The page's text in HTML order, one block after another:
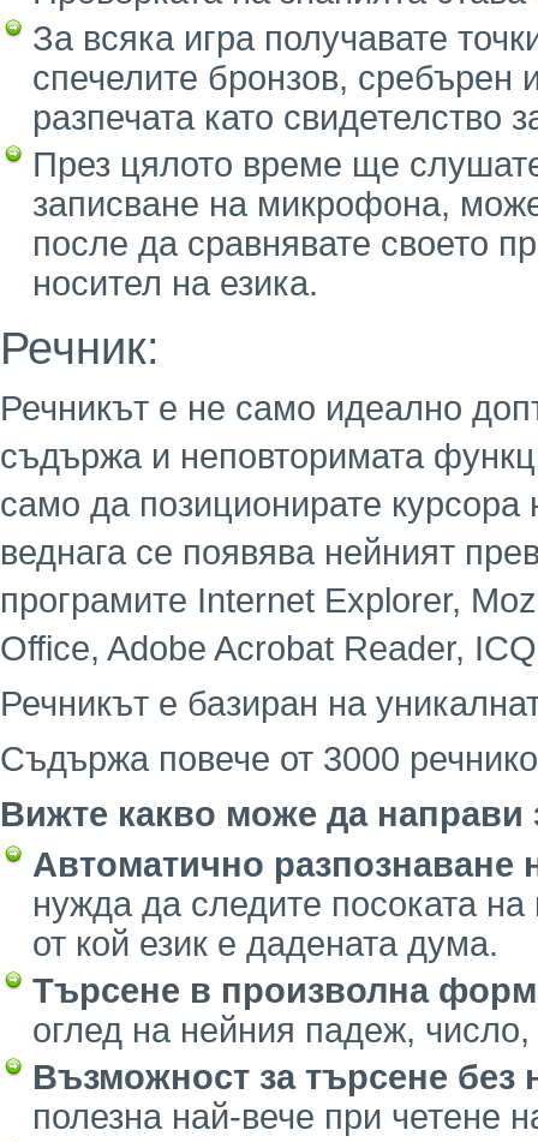
За всяка игра получавате
спечелите бронзов, сребърен
разпечата като свидетелство
През цялото време ще
записване на микрофона,
после да сравнявате своето
носител на езика.
Речник:
Речникът е не само идеално
съдържа и неповторимата
само да позиционирате
веднага се появява нейният
програмите Internet Explorer,
Office, Adobe Acrobat Reader,
Речникът е базиран на
Съдържа повече от 3000
Вижте какво може да направи
Автоматично разпознаване
нужда да следите посоката
от кой език е дадената дума.
Търсене в произволна
оглед на нейния падеж,
Възможност за търсене без
полезна най-вече при четене